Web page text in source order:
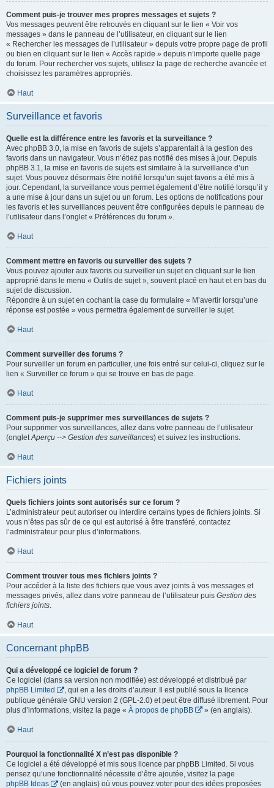
Comment puis-je trouver mes propres messages et sujets ?
Vos messages peuvent être retrouvés en cliquant sur le lien « Voir vos
messages » dans le panneau de l’utilisateur, en cliquant sur le lien
« Rechercher les messages de l’utilisateur » depuis votre propre page de profil
ou bien en cliquant sur le lien « Accès rapide » depuis n’importe quelle page
du forum. Pour rechercher vos sujets, utilisez la page de recherche avancée et
choisissez les paramètres appropriés.
Haut
Surveillance et favoris
Quelle est la différence entre les favoris et la surveillance ?
Avec phpBB 3.0, la mise en favoris de sujets s’apparentait à la gestion des
favoris dans un navigateur. Vous n’étiez pas notifié des mises à jour. Depuis
phpBB 3.1, la mise en favoris de sujets est similaire à la surveillance d’un
sujet. Vous pouvez désormais être notifié lorsqu’un sujet favoris a été mis à
jour. Cependant, la surveillance vous permet également d’être notifié lorsqu’il y
a une mise à jour dans un sujet ou un forum. Les options de notifications pour
les favoris et les surveillances peuvent être configurées depuis le panneau de
l’utilisateur dans l’onglet « Préférences du forum ».
Haut
Comment mettre en favoris ou surveiller des sujets ?
Vous pouvez ajouter aux favoris ou surveiller un sujet en cliquant sur le lien
approprié dans le menu « Outils de sujet », souvent placé en haut et en bas du
sujet de discussion.
Répondre à un sujet en cochant la case du formulaire « M’avertir lorsqu’une
réponse est postée » vous permettra également de surveiller le sujet.
Haut
Comment surveiller des forums ?
Pour surveiller un forum en particulier, une fois entré sur celui-ci, cliquez sur le
lien « Surveiller ce forum » qui se trouve en bas de page.
Haut
Comment puis-je supprimer mes surveillances de sujets ?
Pour supprimer vos surveillances, allez dans votre panneau de l’utilisateur
(ongletAperçu --> Gestion des surveillances) et suivez les instructions.
Haut
Fichiers joints
Quels fichiers joints sont autorisés sur ce forum ?
L’administrateur peut autoriser ou interdire certains types de fichiers joints. Si
vous n’êtes pas sûr de ce qui est autorisé à être transféré, contactez
l’administrateur pour plus d’informations.
Haut
Comment trouver tous mes fichiers joints ?
Pour accéder à la liste des fichiers que vous avez joints à vos messages et
messages privés, allez dans votre panneau de l’utilisateur puis Gestion des
fichiers joints.
Haut
Concernant phpBB
Qui a développé ce logiciel de forum ?
Ce logiciel (dans sa version non modifiée) est développé et distribué par
phpBB Limited
, qui en a les droits d’auteur. Il est publié sous la licence
publique générale GNU version 2 (GPL-2.0) et peut être diffusé librement. Pour
plus d’informations, visitez la page « À propos de phpBB » (en anglais).
Haut
Pourquoi la fonctionnalité X n’est pas disponible ?
Ce logiciel a été développé et mis sous licence par phpBB Limited. Si vous
pensez qu’une fonctionnalité nécessite d’être ajoutée, visitez la page
phpBB Ideas
(en anglais) où vous pouvez voter pour des idées proposées